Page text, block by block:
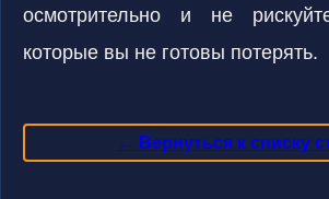
осмотрительно и не
которые вы не готовы потерять.
← Вернуться к списку